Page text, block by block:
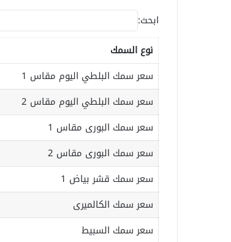
ابحث:
نوع السمك
سعر سمك البلطي اليوم مقاس 1
سعر سمك البلطي اليوم مقاس 2
سعر سمك البورى مقاس 1
سعر سمك البورى مقاس 2
سعر سمك قشر بياض 1
سعر سمك الكالميرى
سعر سمك السبيط